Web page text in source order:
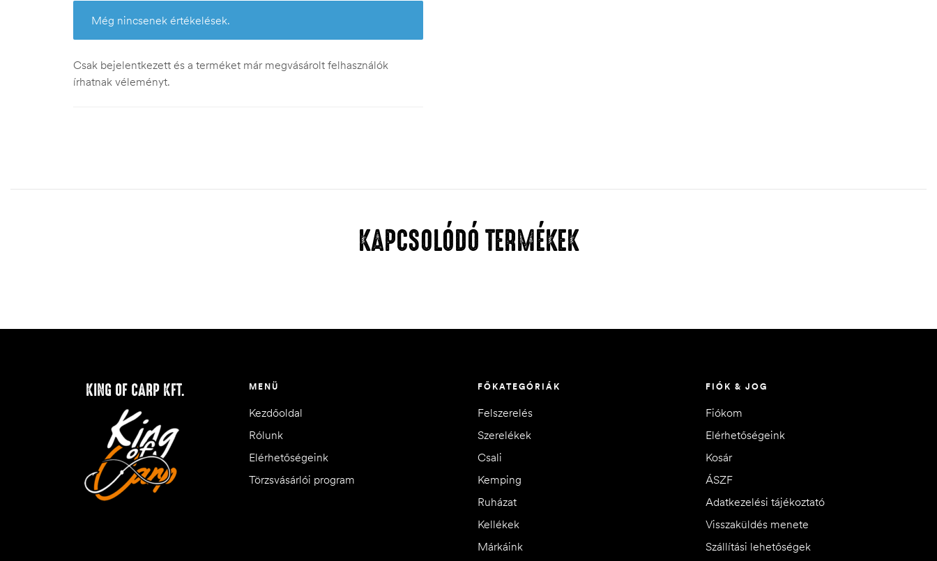
Még nincsenek értékelések.
Csak bejelentkezett és a terméket már megvásárolt felhasználók
írhatnak véleményt.
KAPCSOLÓDÓ TERMÉKEK
KING OF CARP KFT. MENÜ
Kezdőoldal
Rólunk
Elérhetőségeink
Törzsvásárlói program
FŐKATEGÓRIÁK
Felszerelés
Szerelékek
Csali
Kemping
Ruházat
Kellékek
Márkáink
FIÓK & JOG
Fiókom
Elérhetőségeink
Kosár
ÁSZF
Adatkezelési tájékoztató
Visszaküldés menete
Szállítási lehetőségek